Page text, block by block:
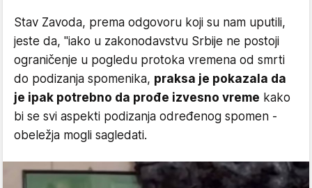
Stav Zavoda, prema odgovoru koji su nam uputili,
jeste da, "iako u zakonodavstvu Srbije ne postoji
ograničenje u pogledu protoka vremena od smrti
do podizanja spomenika, praksa je pokazala da
je ipak potrebno da prođe izvesno vreme kako
bi se svi aspekti podizanja određenog spomen -
obeležja mogli sagledati.